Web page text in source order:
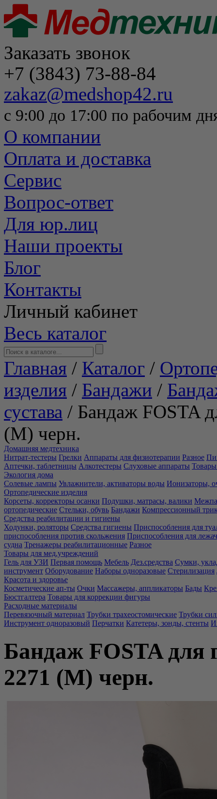
Заказать звонок
+7 (3843) 73-88-84
zakaz@medshop42.ru
с 9:00 до 17:00 по рабочим
О компании
Оплата и доставка
Сервис
Вопрос-ответ
Для юр.лиц
Наши проекты
Блог
Контакты
Личный кабинет
Весь каталог
Главная / Каталог /
изделия / Бандажи /
сустава / Бандаж FOSTA
(M) черн.
Домашняя медтехника
Нитрат-тестеры Грелки Аппараты для физиотерапии Разное
Аптечки, таблетницы Алкотестеры Слуховые аппараты Товары
Экология дома
Солевые лампы Увлажнители, активаторы воды Ионизаторы,
Ортопедические изделия
Корсеты, корректоры осанки Подушки, матрасы, валики
ортопедические Стельки, обувь Бандажи Компрессионный
Средства реабилитации и гигиены
Ходунки, роляторы Средства гигиены Приспособления для
приспособления против скольжения Приспособления для
судна Тренажеры реабилитационные Разное
Товары для мед.учреждений
Гель для УЗИ Первая помощь Мебель Дез.средства Сумки,
инструмент Оборудование Наборы одноразовые Стерилизация
Красота и здоровье
Косметические ап-ты Очки Массажеры, аппликаторы Бады
Бюстгалтера Товары для коррекции фигуры
Расходные материалы
Перевязочный материал Трубки трахеостомические Трубки
Инструмент одноразовый Перчатки Катетеры, зонды, стенты
Бандаж FOSTA для
2271 (M) черн.